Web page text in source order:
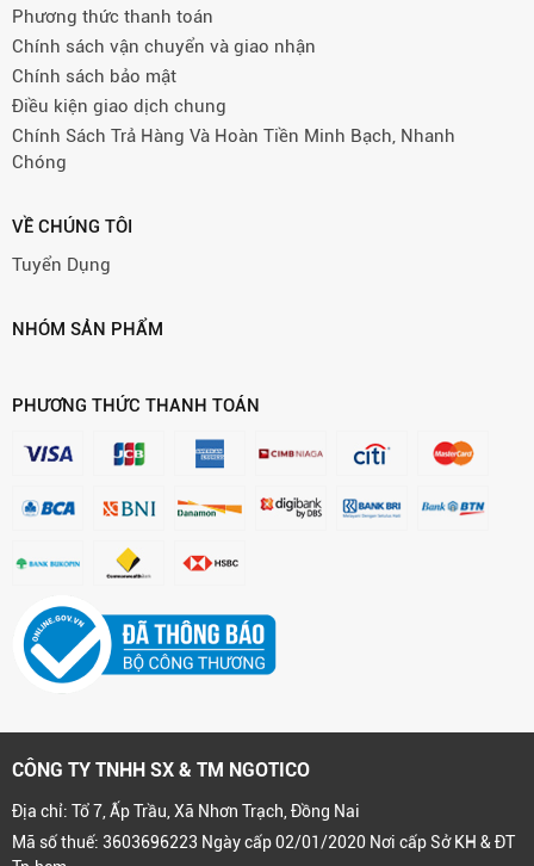
Phương thức thanh toán
Chính sách vận chuyển và giao nhận
Chính sách bảo mật
Điều kiện giao dịch chung
Chính Sách Trả Hàng Và Hoàn Tiền Minh Bạch, Nhanh
Chóng
VỀ CHÚNG TÔI
Tuyển Dụng
NHÓM SẢN PHẨM
PHƯƠNG THỨC THANH TOÁN
CÔNG TY TNHH SX & TM NGOTICO
Địa chỉ: Tổ 7, Ấp Trầu, Xã Nhơn Trạch, Đồng Nai
Mã số thuế: 3603696223 Ngày cấp 02/01/2020 Nơi cấp Sở KH & ĐT